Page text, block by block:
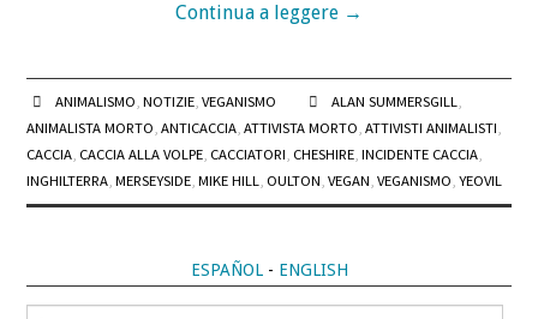
Continua a leggere →
ANIMALISMO, NOTIZIE, VEGANISMO ALAN SUMMERSGILL,
ANIMALISTA MORTO,ANTICACCIA,ATTIVISTA MORTO,ATTIVISTI ANIMALISTI,
CACCIA, CACCIA ALLA VOLPE, CACCIATORI, CHESHIRE,INCIDENTE CACCIA,
INGHILTERRA,MERSEYSIDE,MIKE HILL, OULTON,VEGAN,VEGANISMO,YEOVIL
ESPAÑOL- ENGLISH